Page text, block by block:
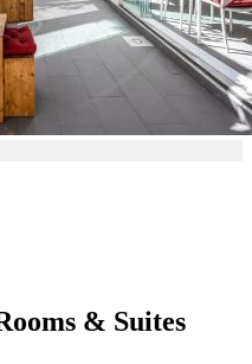
& Suites